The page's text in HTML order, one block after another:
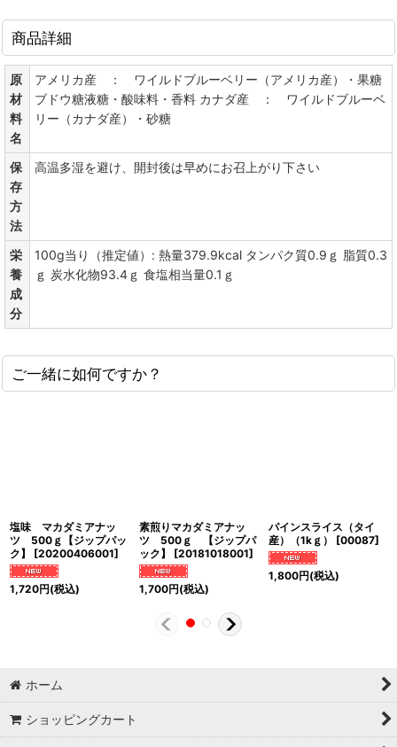
商品詳細
原
材
料
名
アメリカ産 ： ワイルドブルーベリー（アメリカ産）・果糖
ブドウ糖液糖・酸味料・香料 カナダ産 ： ワイルドブルーベ
リー（カナダ産）・砂糖
保
存
方
法
高温多湿を避け、開封後は早めにお召上がり下さい
栄
養
成
分
100g当り（推定値）: 熱量379.9kcal タンパク質0.9ｇ 脂質0.3
ｇ 炭水化物93.4ｇ 食塩相当量0.1ｇ
ご一緒に如何ですか？
塩味 マカダミアナッ
ツ 500ｇ【ジップパッ
ク】
[20200406001]
1,720円(税込)
素煎りマカダミアナッ
ツ 500ｇ 【ジップパ
ック】
[20181018001]
1,700円(税込)
パインスライス（タイ
産）（1kｇ）
[00087]
1,800円(税込)
ホーム
ショッピングカート